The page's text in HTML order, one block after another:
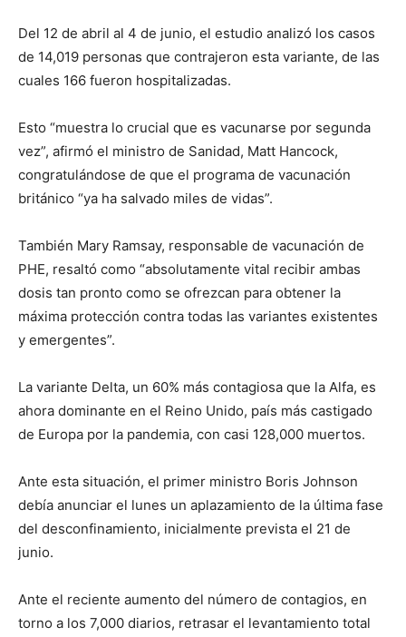
Del 12 de abril al 4 de junio, el estudio analizó los casos
de 14,019 personas que contrajeron esta variante, de las
cuales 166 fueron hospitalizadas.
Esto “muestra lo crucial que es vacunarse por segunda
vez”, afirmó el ministro de Sanidad, Matt Hancock,
congratulándose de que el programa de vacunación
británico “ya ha salvado miles de vidas”.
También Mary Ramsay, responsable de vacunación de
PHE, resaltó como “absolutamente vital recibir ambas
dosis tan pronto como se ofrezcan para obtener la
máxima protección contra todas las variantes existentes
y emergentes”.
La variante Delta, un 60% más contagiosa que la Alfa, es
ahora dominante en el Reino Unido, país más castigado
de Europa por la pandemia, con casi 128,000 muertos.
Ante esta situación, el primer ministro Boris Johnson
debía anunciar el lunes un aplazamiento de la última fase
del desconfinamiento, inicialmente prevista el 21 de
junio.
Ante el reciente aumento del número de contagios, en
torno a los 7,000 diarios, retrasar el levantamiento total